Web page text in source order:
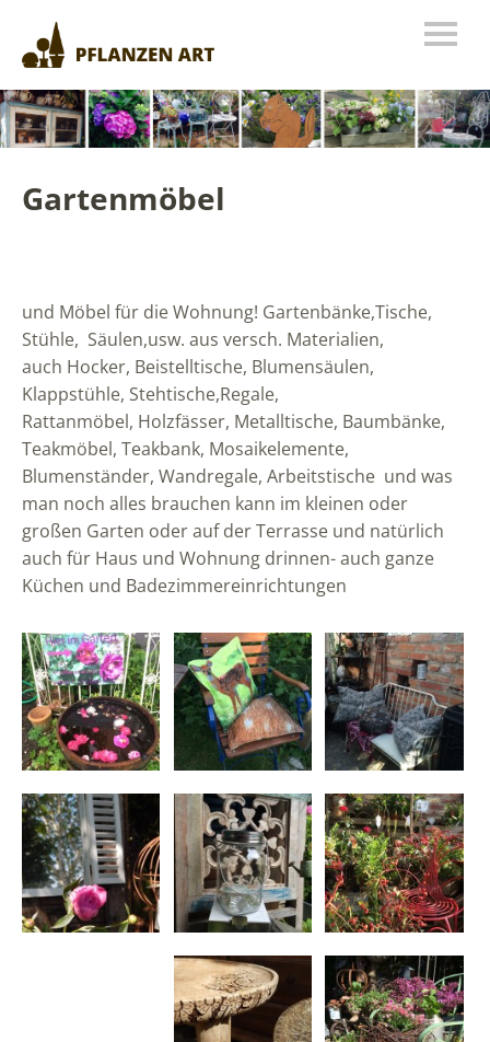
Gartenmöbel
und Möbel für die Wohnung! Gartenbänke,Tische,
Stühle, Säulen,usw. aus versch. Materialien,
auch Hocker, Beistelltische, Blumensäulen,
Klappstühle, Stehtische,Regale,
Rattanmöbel, Holzfässer, Metalltische, Baumbänke,
Teakmöbel, Teakbank, Mosaikelemente,
Blumenständer, Wandregale, Arbeitstische und was
man noch alles brauchen kann im kleinen oder
großen Garten oder auf der Terrasse und natürlich
auch für Haus und Wohnung drinnen- auch ganze
Küchen und Badezimmereinrichtungen